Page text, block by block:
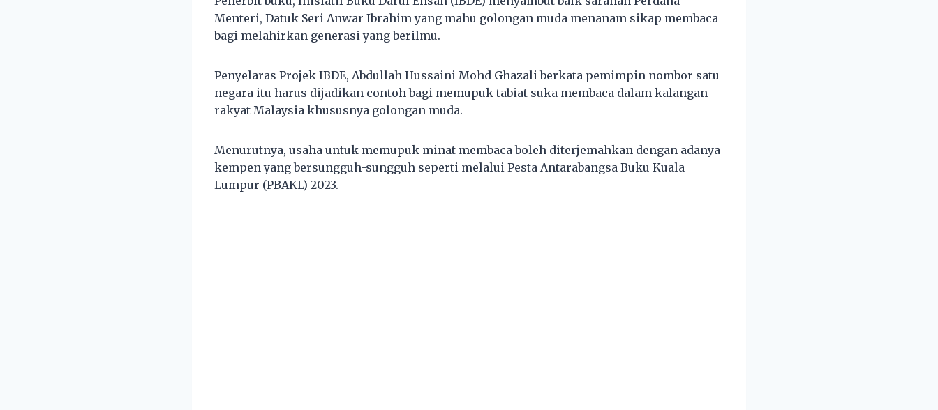
Menteri, Datuk Seri Anwar Ibrahim yang mahu golongan muda menanam sikap membaca
bagi melahirkan generasi yang berilmu.
Penyelaras Projek IBDE, Abdullah Hussaini Mohd Ghazali berkata pemimpin nombor satu
negara itu harus dijadikan contoh bagi memupuk tabiat suka membaca dalam kalangan
rakyat Malaysia khususnya golongan muda.
Menurutnya, usaha untuk memupuk minat membaca boleh diterjemahkan dengan adanya
kempen yang bersungguh-sungguh seperti melalui Pesta Antarabangsa Buku Kuala
Lumpur (PBAKL) 2023.